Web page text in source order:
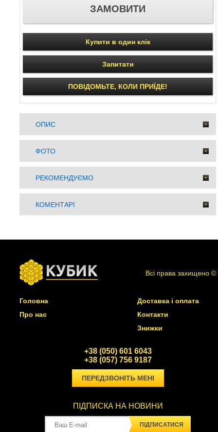
Купити в один клік
Запитати
ПОВІДОМЬТЕ, КОЛИ ПРИЇДЕ!
ОПИС
ФОТО
РЕКОМЕНДУЄМО
КОМЕНТАРІ
Всі права захищено ©
Головна
Про нас
Доставка і оплата
Контакти
Знижки
+38 (050) 601 6043
+38 (057) 756 9187
ПЕРЕДЗВОНІТЬ МЕНІ
ПІДПИСКА НА НОВИНИ
ПІДПИСАТИСЯ